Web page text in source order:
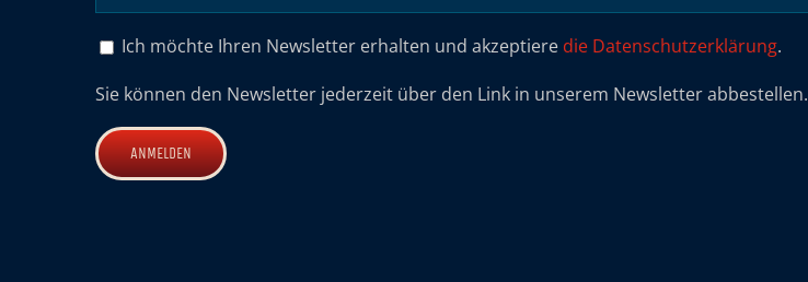
Ich möchte Ihren Newsletter erhalten und akzeptiere die Datenschutzerklärung.
Sie können den Newsletter jederzeit über den Link in unserem Newsletter abbestellen.